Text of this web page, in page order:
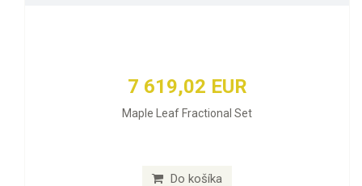
7 619,02 EUR
Maple Leaf Fractional Set
Do košíka